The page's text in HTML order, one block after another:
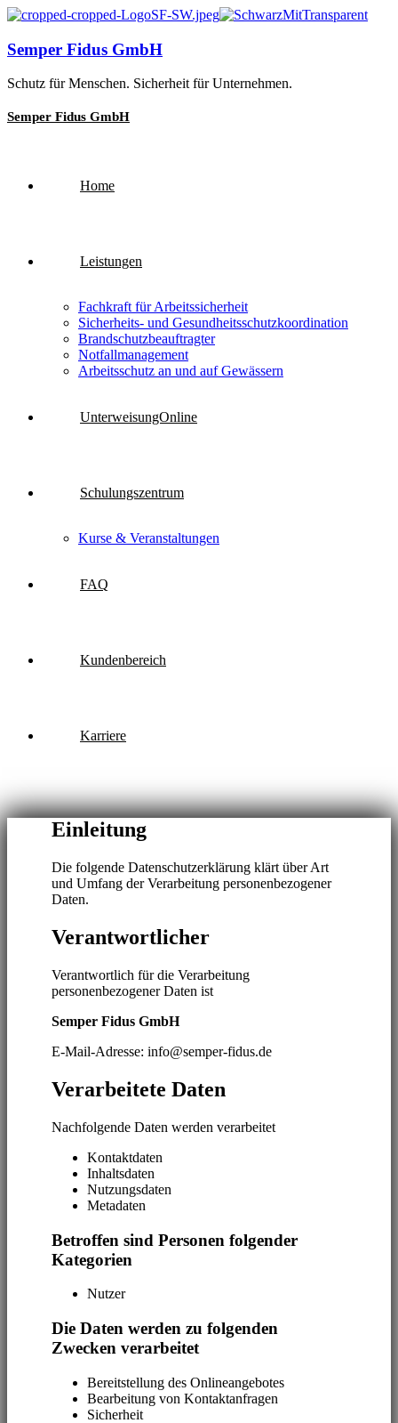
Semper Fidus GmbH
Schutz für Menschen. Sicherheit für Unternehmen.
Semper Fidus GmbH
Home
Leistungen
Fachkraft für Arbeitssicherheit
Sicherheits- und Gesundheitsschutzkoordination
Brandschutzbeauftragter
Notfallmanagement
Arbeitsschutz an und auf Gewässern
UnterweisungOnline
Schulungszentrum
Kurse & Veranstaltungen
FAQ
Kundenbereich
Karriere
Einleitung
Die folgende Datenschutzerklärung klärt über Art
und Umfang der Verarbeitung personenbezogener
Daten.
Verantwortlicher
Verantwortlich für die Verarbeitung
personenbezogener Daten ist
Semper Fidus GmbH
E-Mail-Adresse: info@semper-fidus.de
Verarbeitete Daten
Nachfolgende Daten werden verarbeitet
Kontaktdaten
Inhaltsdaten
Nutzungsdaten
Metadaten
Betroffen sind Personen folgender
Kategorien
Nutzer
Die Daten werden zu folgenden
Zwecken verarbeitet
Bereitstellung des Onlineangebotes
Bearbeitung von Kontaktanfragen
Sicherheit